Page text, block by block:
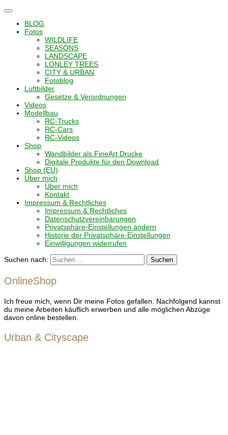
Navigation
umschalten
BLOG
Fotos
WILDLIFE
SEASONS
LANDSCAPE
LONLEY TREES
CITY & URBAN
Fotoblog
Luftbilder
Gesetze & Verordnungen
Videos
Modellbau
RC-Trucks
RC-Cars
RC-Videos
Shop
Wandbilder als FineArt Drucke
Digitale Produkte für den Download
Shop (EU)
Über mich
Über mich
Kontakt
Impressum & Rechtliches
Impressum & Rechtliches
Datenschutzvereinbarungen
Privatsphäre-Einstellungen ändern
Historie der Privatsphäre-Einstellungen
Einwilligungen widerrufen
Suchen nach:
OnlineShop
Ich freue mich, wenn Dir meine Fotos gefallen. Nachfolgend kannst
du meine Arbeiten käuflich erwerben und alle möglichen Abzüge
davon online bestellen.
Urban & Cityscape